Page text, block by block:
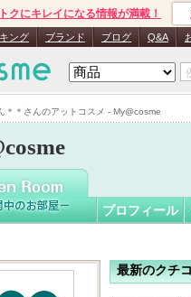
＊＊さんのアットコスメ - My@cosme
クにキレイになる情報が満載！
ング ブランド ブログ Q&A
＊ぽん
プロフィール
最新のクチ